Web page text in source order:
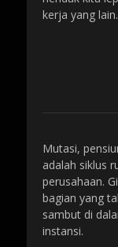
kerja yang lain.
Mutasi,
adalah siklus
perusahaan.
bagian yang
sambut di
instansi.